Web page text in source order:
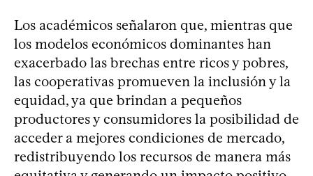
Los académicos señalaron que, mientras que
los modelos económicos dominantes han
exacerbado las brechas entre ricos y pobres,
las cooperativas promueven la inclusión y la
equidad, ya que brindan a pequeños
productores y consumidores la posibilidad de
acceder a mejores condiciones de mercado,
redistribuyendo los recursos de manera más